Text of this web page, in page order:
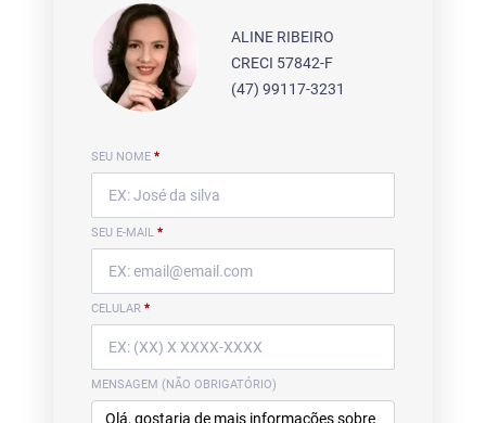
ALINE RIBEIRO
CRECI 57842-F
(47) 99117-3231
SEU NOME *
SEU E-MAIL *
CELULAR *
MENSAGEM (NÃO OBRIGATÓRIO)